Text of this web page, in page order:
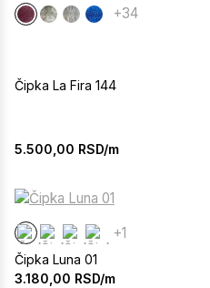
+34
Čipka La Fira 144
5.500,00 RSD/m
+1
Čipka Luna 01
3.180,00 RSD/m